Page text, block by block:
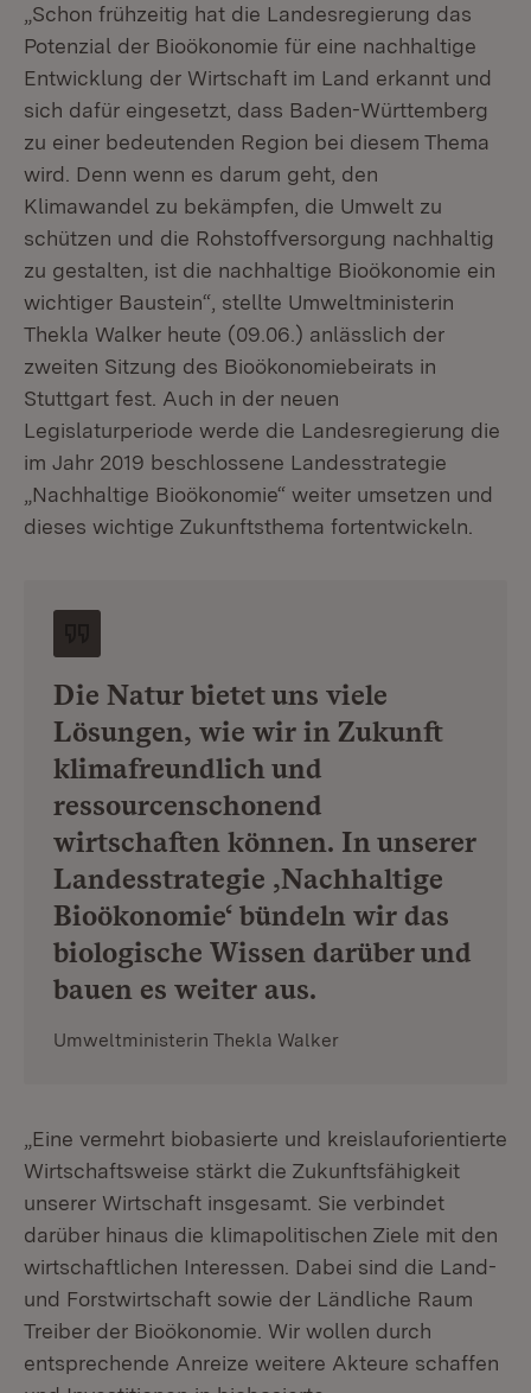
„Schon frühzeitig hat die Landesregierung das
Potenzial der Bioökonomie für eine nachhaltige
Entwicklung der Wirtschaft im Land erkannt und
sich dafür eingesetzt, dass Baden-Württemberg
zu einer bedeutenden Region bei diesem Thema
wird. Denn wenn es darum geht, den
Klimawandel zu bekämpfen, die Umwelt zu
schützen und die Rohstoffversorgung nachhaltig
zu gestalten, ist die nachhaltige Bioökonomie ein
wichtiger Baustein“, stellte Umweltministerin
Thekla Walker heute (09.06.) anlässlich der
zweiten Sitzung des Bioökonomiebeirats in
Stuttgart fest. Auch in der neuen
Legislaturperiode werde die Landesregierung die
im Jahr 2019 beschlossene Landesstrategie
„Nachhaltige Bioökonomie“ weiter umsetzen und
dieses wichtige Zukunftsthema fortentwickeln.
Die Natur bietet uns viele
Lösungen, wie wir in Zukunft
klimafreundlich und
ressourcenschonend
wirtschaften können. In unserer
Landesstrategie ‚Nachhaltige
Bioökonomie‘ bündeln wir das
biologische Wissen darüber und
bauen es weiter aus.
Umweltministerin Thekla Walker
„Eine vermehrt biobasierte und kreislauforientierte
Wirtschaftsweise stärkt die Zukunftsfähigkeit
unserer Wirtschaft insgesamt. Sie verbindet
darüber hinaus die klimapolitischen Ziele mit den
wirtschaftlichen Interessen. Dabei sind die Land-
und Forstwirtschaft sowie der Ländliche Raum
Treiber der Bioökonomie. Wir wollen durch
entsprechende Anreize weitere Akteure schaffen